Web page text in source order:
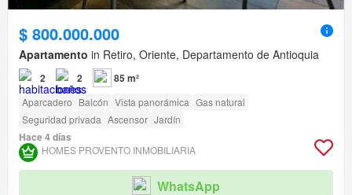
$ 800.000.000
Apartamento in Retiro, Oriente, Departamento de Antioquia
2 2 85 m²
Aparcadero Balcón Vista panorámica Gas natural
Seguridad privada Ascensor Jardín
Hace 4 días
HOMES PROVENTO INMOBILIARIA
WhatsApp